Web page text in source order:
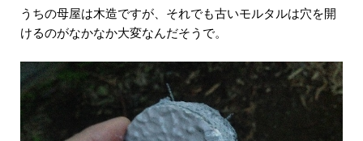
うちの母屋は木造ですが、それでも古いモルタルは穴を開
けるのがなかなか大変なんだそうで。